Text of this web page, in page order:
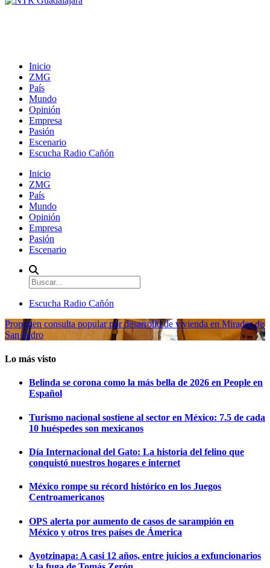
Inicio
ZMG
País
Mundo
Opinión
Empresa
Pasión
Escenario
Escucha Radio Cañón
Inicio
ZMG
País
Mundo
Opinión
Empresa
Pasión
Escenario
Escucha Radio Cañón
Proponen consulta popular por desarrollo de vivienda en Mirador de
San Isidro
Lo más visto
Belinda se corona como la más bella de 2026 en People en
Español
Turismo nacional sostiene al sector en México: 7.5 de cada
10 huéspedes son mexicanos
Día Internacional del Gato: La historia del felino que
conquistó nuestros hogares e internet
México rompe su récord histórico en los Juegos
Centroamericanos
OPS alerta por aumento de casos de sarampión en
México y otros tres países de Ámerica
Ayotzinapa: A casi 12 años, entre juicios a exfuncionarios